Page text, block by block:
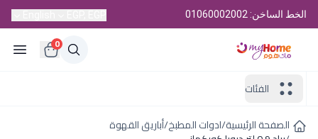
الخط الساخن: 01060002002
0
الفئات
الصفحة الرئيسية/ادوات المطبخ/أباريق القهوة